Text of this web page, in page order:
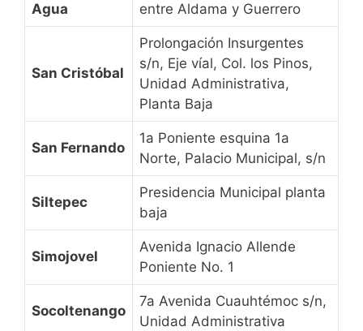
Agua
entre Aldama y Guerrero
San Cristóbal
Prolongación Insurgentes
s/n, Eje víal, Col. los Pinos,
Unidad Administrativa,
Planta Baja
San Fernando
1a Poniente esquina 1a
Norte, Palacio Municipal, s/n
Siltepec
Presidencia Municipal planta
baja
Simojovel
Avenida Ignacio Allende
Poniente No. 1
Socoltenango
7a Avenida Cuauhtémoc s/n,
Unidad Administrativa